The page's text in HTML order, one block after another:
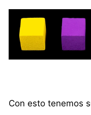
Con esto tenemos